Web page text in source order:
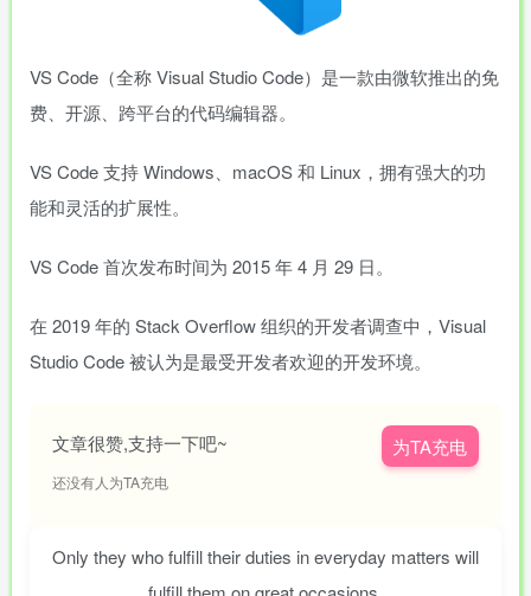
VS Code（全称 Visual Studio Code）是一款由微软推出的免
费、开源、跨平台的代码编辑器。
VS Code 支持 Windows、macOS 和 Linux，拥有强大的功
能和灵活的扩展性。
VS Code 首次发布时间为 2015 年 4 月 29 日。
在 2019 年的 Stack Overflow 组织的开发者调查中，Visual
Studio Code 被认为是最受开发者欢迎的开发环境。
文章很赞,支持一下吧~
还没有人为TA充电
为TA充电
Only they who fulfill their duties in everyday matters will